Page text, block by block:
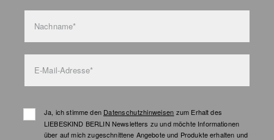
Nachname*
E-Mail-Adresse*
Ja, ich stimme den Datenschutzhinweisen zum Erhalt des
LIEBESKIND BERLIN Newsletters zu und möchte Informationen
über auf mich zugeschnittene Angebote und Produkte erhalten und